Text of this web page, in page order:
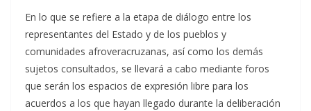
En lo que se refiere a la etapa de diálogo entre los
representantes del Estado y de los pueblos y
comunidades afroveracruzanas, así como los demás
sujetos consultados, se llevará a cabo mediante foros
que serán los espacios de expresión libre para los
acuerdos a los que hayan llegado durante la deliberación